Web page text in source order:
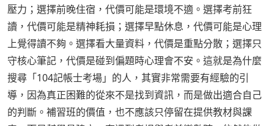
壓力；選擇前晚住宿，代價可能是環境不適。選擇考前狂
讀，代價可能是精神耗損；選擇早點休息，代價可能是心理
上覺得讀不夠。選擇看大量資料，代價是重點分散；選擇只
守核心筆記，代價是碰到偏題時心理會不安。這就是為什麼
搜尋「104記帳士考場」的人，其實非常需要有經驗的引
導，因為真正困難的從來不是找到資訊，而是做出適合自己
的判斷。補習班的價值，也不應該只停留在提供教材與課